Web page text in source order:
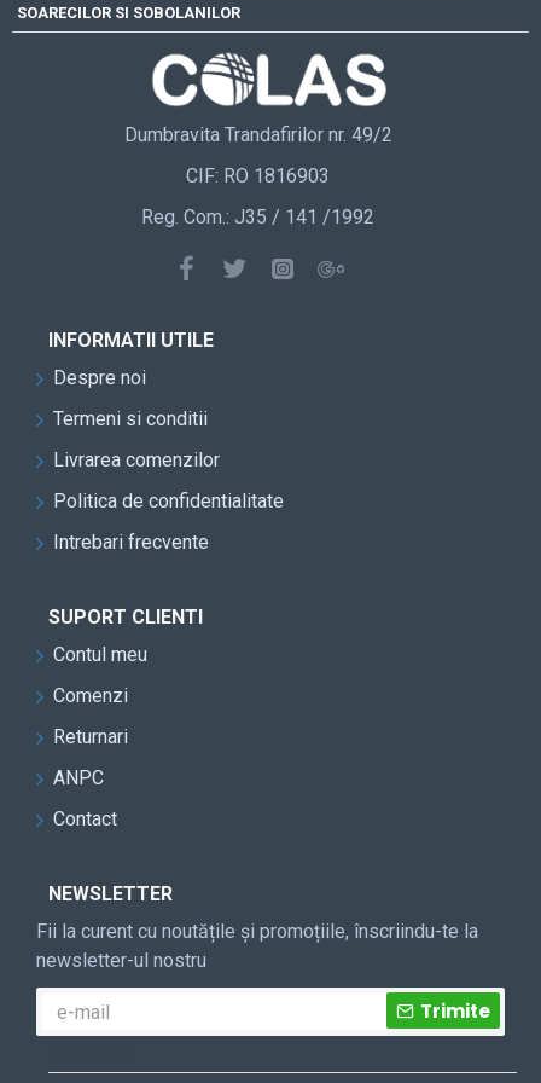
SOARECILOR SI SOBOLANILOR
Dumbravita Trandafirilor nr. 49/2
CIF: RO 1816903
Reg. Com.: J35 / 141 /1992
INFORMATII UTILE
Despre noi
Termeni si conditii
Livrarea comenzilor
Politica de confidentialitate
Intrebari frecvente
SUPORT CLIENTI
Contul meu
Comenzi
Returnari
ANPC
Contact
NEWSLETTER
Fii la curent cu noutățile și promoțiile, înscriindu-te la
newsletter-ul nostru
Trimite